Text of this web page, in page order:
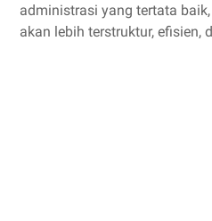
administrasi yang tertata
akan lebih terstruktur, efisien,